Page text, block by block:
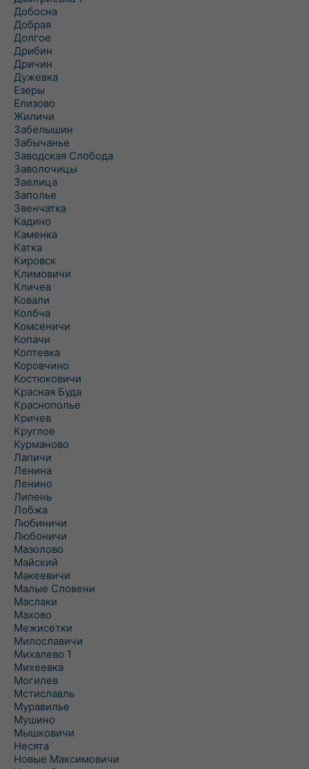
Добосна
Добрая
Долгое
Дрибин
Дричин
Дужевка
Езеры
Елизово
Жиличи
Забелышин
Забычанье
Заводская Слобода
Заволочицы
Заелица
Заполье
Звенчатка
Кадино
Каменка
Катка
Кировск
Климовичи
Кличев
Ковали
Колбча
Комсеничи
Копачи
Коптевка
Коровчино
Костюковичи
Красная Буда
Краснополье
Кричев
Круглое
Курманово
Лапичи
Ленина
Ленино
Липень
Лобжа
Любиничи
Любоничи
Мазолово
Майский
Макеевичи
Малые Словени
Маслаки
Махово
Межисетки
Милославичи
Михалево 1
Михеевка
Могилев
Мстиславль
Муравилье
Мушино
Мышковичи
Несята
Новые Максимовичи